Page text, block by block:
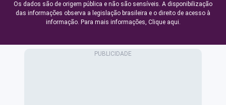
Os dados são de origem pública e não são sensíveis. A disponibilização
das informações observa a legislação brasileira e o direito de acesso à
informação. Para mais informações, Clique aqui.